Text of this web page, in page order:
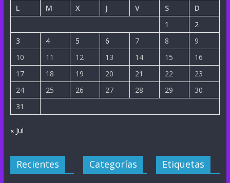
L
M X J V S
D
1
2
3
4 5 6 7 8
9
10
11 12 13 14 15
16
17
18 19 20 21 22
23
24
25 26 27 28 29
30
31
« Jul
Recientes Categorías Etiquetas